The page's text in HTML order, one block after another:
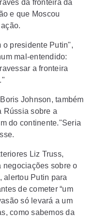
da fronteira da
e que Moscou
o presidente Putin",
mal-entendido:
a fronteira
Johnson, também
Rússia sobre a
do continente."Seria
Liz Truss,
negociações sobre o
alertou Putin para
de cometer “um
só levará a um
como sabemos da